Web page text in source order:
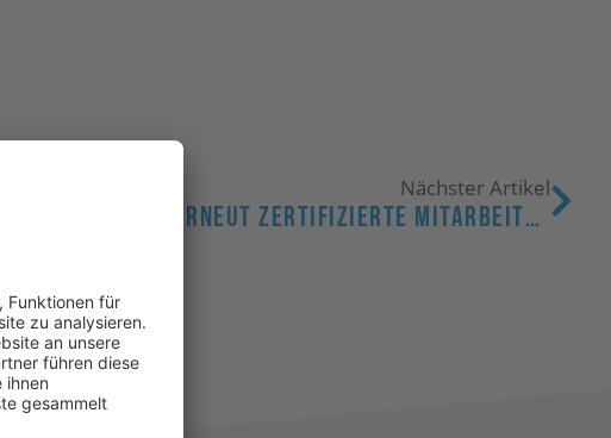
Nächster Artikel
WatchGuard Gold Partner – Und Erneut Zertifizierte Mitarbeiter